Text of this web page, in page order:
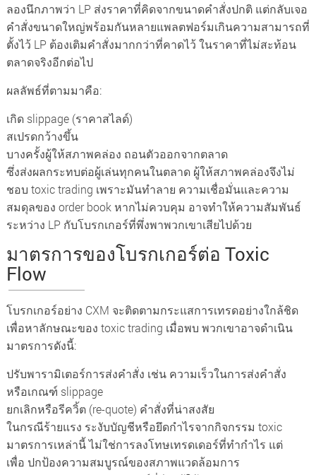
ลองนึกภาพว่า LP ส่งราคาที่คิดจากขนาดคำสั่งปกติ แต่กลับเจอ
คำสั่งขนาดใหญ่พร้อมกันหลายแพลตฟอร์มเกินความสามารถที่
ตั้งไว้ LP ต้องเติมคำสั่งมากกว่าที่คาดไว้ ในราคาที่ไม่สะท้อน
ตลาดจริงอีกต่อไป
ผลลัพธ์ที่ตามมาคือ:
เกิด slippage (ราคาสไลด์)
สเปรดกว้างขึ้น
บางครั้งผู้ให้สภาพคล่อง ถอนตัวออกจากตลาด
ซึ่งส่งผลกระทบต่อผู้เล่นทุกคนในตลาด ผู้ให้สภาพคล่องจึงไม่
ชอบ toxic trading เพราะมันทำลาย ความเชื่อมั่นและความ
สมดุลของ order book หากไม่ควบคุม อาจทำให้ความสัมพันธ์
ระหว่าง LP กับโบรกเกอร์ที่พึ่งพาพวกเขาเสียไปด้วย
มาตรการของโบรกเกอร์ต่อ Toxic
Flow
โบรกเกอร์อย่าง CXM จะติดตามกระแสการเทรดอย่างใกล้ชิด
เพื่อหาลักษณะของ toxic trading เมื่อพบ พวกเขาอาจดำเนิน
มาตรการดังนี้:
ปรับพารามิเตอร์การส่งคำสั่ง เช่น ความเร็วในการส่งคำสั่ง
หรือเกณฑ์ slippage
ยกเลิกหรือรีควิ้ต (re-quote) คำสั่งที่น่าสงสัย
ในกรณีร้ายแรง ระงับบัญชีหรือยึดกำไรจากกิจกรรม toxic
มาตรการเหล่านี้ ไม่ใช่การลงโทษเทรดเดอร์ที่ทำกำไร แต่
เพื่อ ปกป้องความสมบูรณ์ของสภาพแวดล้อมการ